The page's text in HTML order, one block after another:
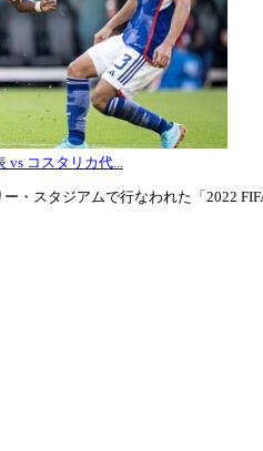
vs コスタリカ代...
・スタジアムで行なわれた「2022